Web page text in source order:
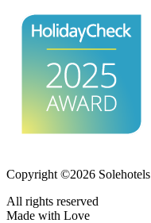
Copyright ©2026 Solehotels
All rights reserved
Made with Love